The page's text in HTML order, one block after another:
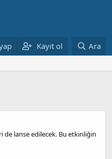
Kayıt ol Ara
de lanse edilecek. Bu etkinliğin